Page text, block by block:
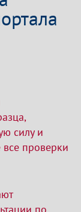
силу и
проверки
по